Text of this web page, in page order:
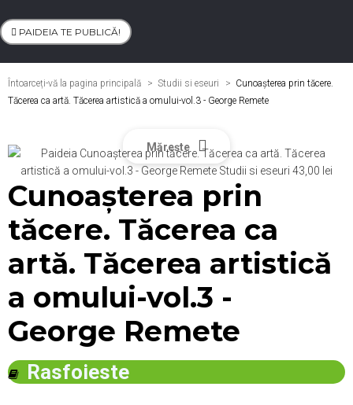
PAIDEIA TE PUBLICĂ!
Întoarceți-vă la pagina principală Studii si eseuri > Cunoaşterea prin tăcere.
Tăcerea ca artă. Tăcerea artistică a omului-vol.3 - George Remete
Mărește
Cunoaşterea prin
tăcere. Tăcerea ca
artă. Tăcerea artistică
a omului-vol.3 -
George Remete
Rasfoieste